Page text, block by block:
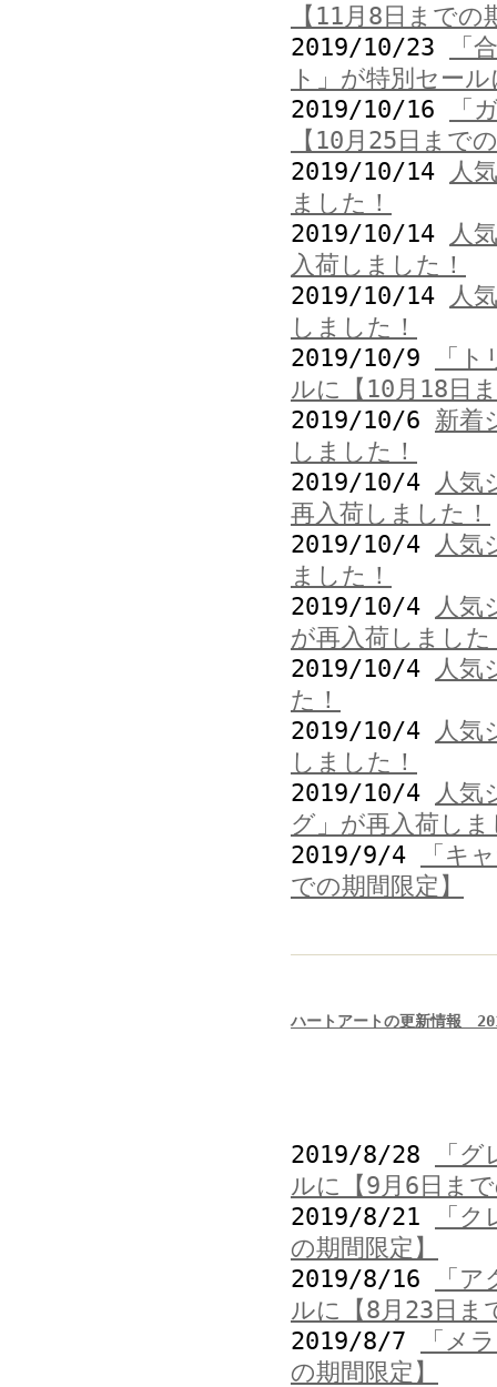
【11月8日までの
2019/10/23
「
ト」が特別セー
2019/10/16
「
【10月25日まで
2019/10/14
人
ました！
2019/10/14
人
入荷しました！
2019/10/14
人
しました！
2019/10/9
「
ルに【10月18日
2019/10/6 新着
しました！
2019/10/4
人気
再入荷しました！
2019/10/4
人気
ました！
2019/10/4
人気
が再入荷しました
2019/10/4
人気
た！
2019/10/4
人気
しました！
2019/10/4
人気
グ」が再入荷し
2019/9/4
「キ
での期間限定】
ハートアートの更新情報
2019/8/28
「
ルに【9月6日ま
2019/8/21
「
の期間限定】
2019/8/16
「
ルに【8月23日ま
2019/8/7
「メ
の期間限定】